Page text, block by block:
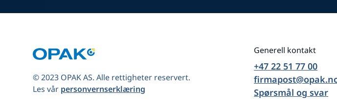
© 2023 OPAK AS. Alle rettigheter reservert.
Les vår personvernserklæring
Generell kontakt
+47 22 51 77 00
Spørsmål og svar